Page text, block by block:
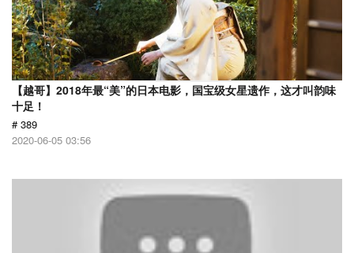
【越哥】2018年最“美”的日本电影，国宝级女星遗作，这才叫韵味
十足！
# 389
2020-06-05 03:56